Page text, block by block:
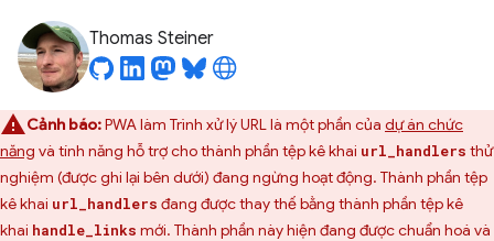
Thomas Steiner
Cảnh báo:PWA làm Trình xử lý URL là một phần của dự án chức
năng và tính năng hỗ trợ cho thành phần tệp kê khai url_handlers thử
nghiệm (được ghi lại bên dưới) đang ngừng hoạt động. Thành phần tệp
kê khai url_handlers đang được thay thế bằng thành phần tệp kê
khai handle_links mới. Thành phần này hiện đang được chuẩn hoá và